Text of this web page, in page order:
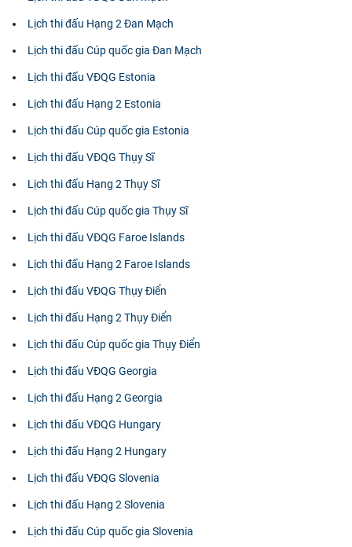
Lịch thi đấu Hạng 2 Đan Mạch
Lịch thi đấu Cúp quốc gia Đan Mạch
Lịch thi đấu VĐQG Estonia
Lịch thi đấu Hạng 2 Estonia
Lịch thi đấu Cúp quốc gia Estonia
Lịch thi đấu VĐQG Thụy Sĩ
Lịch thi đấu Hạng 2 Thụy Sĩ
Lịch thi đấu Cúp quốc gia Thụy Sĩ
Lịch thi đấu VĐQG Faroe Islands
Lịch thi đấu Hạng 2 Faroe Islands
Lịch thi đấu VĐQG Thụy Điển
Lịch thi đấu Hạng 2 Thụy Điển
Lịch thi đấu Cúp quốc gia Thụy Điển
Lịch thi đấu VĐQG Georgia
Lịch thi đấu Hạng 2 Georgia
Lịch thi đấu VĐQG Hungary
Lịch thi đấu Hạng 2 Hungary
Lịch thi đấu VĐQG Slovenia
Lịch thi đấu Hạng 2 Slovenia
Lịch thi đấu Cúp quốc gia Slovenia